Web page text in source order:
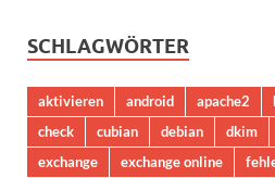
SCHLAGWÖRTER
aktivieren android apache2
check
cubian debian dkim
exchange
exchange online